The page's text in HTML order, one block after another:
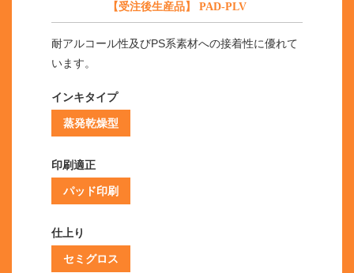
【受注後生産品】 PAD-PLV
耐アルコール性及びPS系素材への接着性に優れて
います。
インキタイプ
蒸発乾燥型
印刷適正
パッド印刷
仕上り
セミグロス